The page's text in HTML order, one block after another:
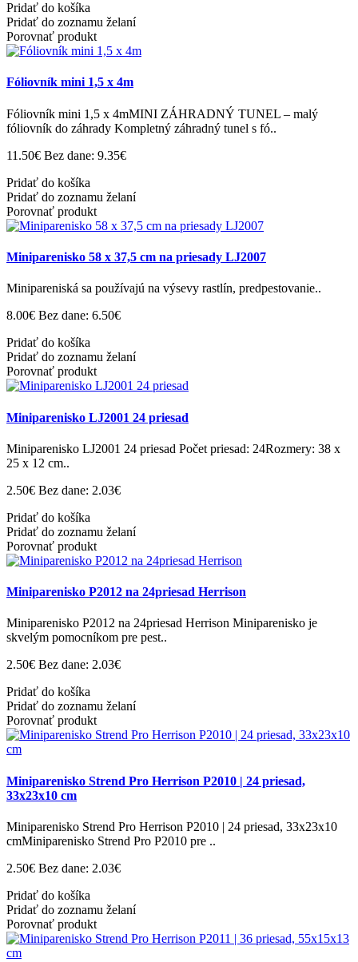
Pridať do košíka
Pridať do zoznamu želaní
Porovnať produkt
Fóliovník mini 1,5 x 4m
Fóliovník mini 1,5 x 4mMINI ZÁHRADNÝ TUNEL – malý
fóliovník do záhrady Kompletný záhradný tunel s fó..
11.50€ Bez dane: 9.35€
Pridať do košíka
Pridať do zoznamu želaní
Porovnať produkt
Miniparenisko 58 x 37,5 cm na priesady LJ2007
Minipareniská sa používajú na výsevy rastlín, predpestovanie..
8.00€ Bez dane: 6.50€
Pridať do košíka
Pridať do zoznamu želaní
Porovnať produkt
Miniparenisko LJ2001 24 priesad
Miniparenisko LJ2001 24 priesad Počet priesad: 24Rozmery: 38 x
25 x 12 cm..
2.50€ Bez dane: 2.03€
Pridať do košíka
Pridať do zoznamu želaní
Porovnať produkt
Miniparenisko P2012 na 24priesad Herrison
Miniparenisko P2012 na 24priesad Herrison Miniparenisko je
skvelým pomocníkom pre pest..
2.50€ Bez dane: 2.03€
Pridať do košíka
Pridať do zoznamu želaní
Porovnať produkt
Miniparenisko Strend Pro Herrison P2010 | 24 priesad,
33x23x10 cm
Miniparenisko Strend Pro Herrison P2010 | 24 priesad, 33x23x10
cmMiniparenisko Strend Pro P2010 pre ..
2.50€ Bez dane: 2.03€
Pridať do košíka
Pridať do zoznamu želaní
Porovnať produkt